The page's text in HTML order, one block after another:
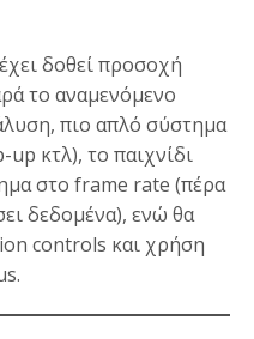
δοθεί προσοχή
το αναμενόμενο
πιο απλό σύστημα
κτλ), το παιχνίδι
στο frame rate (πέρα
δεδομένα), ενώ θα
controls και χρήση